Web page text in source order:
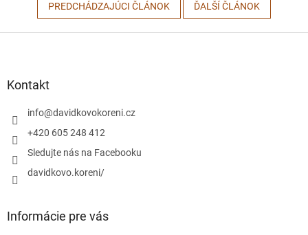
PREDCHÁDZAJÚCI ČLÁNOK ĎALŠÍ ČLÁNOK
Kontakt
info@davidkovokoreni.cz
+420 605 248 412
Sledujte nás na Facebooku
davidkovo.koreni/
Informácie pre vás